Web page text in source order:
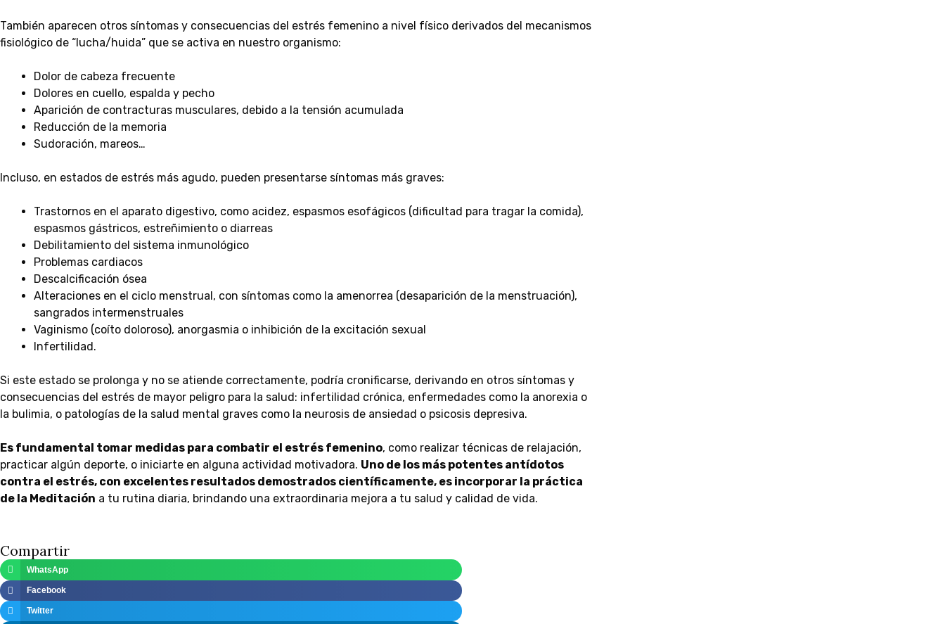
También aparecen otros síntomas y consecuencias del estrés femenino a nivel físico derivados del mecanismos
fisiológico de “lucha/huida” que se activa en nuestro organismo:
Dolor de cabeza frecuente
Dolores en cuello, espalda y pecho
Aparición de contracturas musculares, debido a la tensión acumulada
Reducción de la memoria
Sudoración, mareos…
Incluso, en estados de estrés más agudo, pueden presentarse síntomas más graves:
Trastornos en el aparato digestivo, como acidez, espasmos esofágicos (dificultad para tragar la comida),
espasmos gástricos, estreñimiento o diarreas
Debilitamiento del sistema inmunológico
Problemas cardiacos
Descalcificación ósea
Alteraciones en el ciclo menstrual, con síntomas como la amenorrea (desaparición de la menstruación),
sangrados intermenstruales
Vaginismo (coíto doloroso), anorgasmia o inhibición de la excitación sexual
Infertilidad.
Si este estado se prolonga y no se atiende correctamente, podría cronificarse, derivando en otros síntomas y
consecuencias del estrés de mayor peligro para la salud: infertilidad crónica, enfermedades como la anorexia o
la bulimia, o patologías de la salud mental graves como la neurosis de ansiedad o psicosis depresiva.
Es fundamental tomar medidas para combatir el estrés femenino, como realizar técnicas de relajación,
practicar algún deporte, o iniciarte en alguna actividad motivadora. Uno de los más potentes antídotos
contra el estrés, con excelentes resultados demostrados científicamente, es incorporar la práctica
de la Meditación a tu rutina diaria, brindando una extraordinaria mejora a tu salud y calidad de vida.
Compartir
WhatsApp
Facebook
Twitter